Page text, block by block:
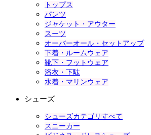
トップス
パンツ
ジャケット・アウター
スーツ
オーバーオール・セットアップ
下着・ルームウェア
靴下・フットウェア
浴衣・下駄
水着・マリンウェア
シューズ
シューズカテゴリすべて
スニーカー